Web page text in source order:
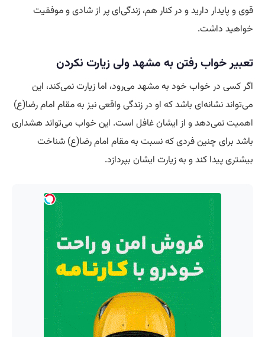
قوی و پایدار دارید و در کنار هم، زندگی‌ای پر از شادی و موفقیت
خواهید داشت.
تعبیر خواب رفتن به مشهد ولی زیارت نکردن
اگر کسی در خواب خود به مشهد می‌رود، اما زیارت نمی‌کند، این
می‌تواند نشانه‌ای باشد که او در زندگی واقعی نیز به مقام امام رضا(ع)
اهمیتنمی‌دهد و از ایشانغافل است. این خواب می‌تواند هشداری
باشد برای چنین فردی که نسبت به مقام امام رضا(ع) شناخت
بیشتری پیدا کند و به زیارت ایشان بپردازد.